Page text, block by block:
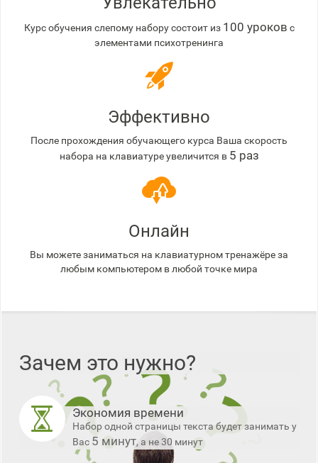
Курс обучения слепому набору состоит из 100 уроков с
элементами психотренинга
Эффективно
После прохождения обучающего курса Ваша скорость
набора на клавиатуре увеличится в 5 раз
Онлайн
Вы можете заниматься на клавиатурном тренажёре за
любым компьютером в любой точке мира
Зачем это нужно?
Экономия времени
Набор одной страницы текста будет занимать у
Вас 5 минут, а не 30 минут